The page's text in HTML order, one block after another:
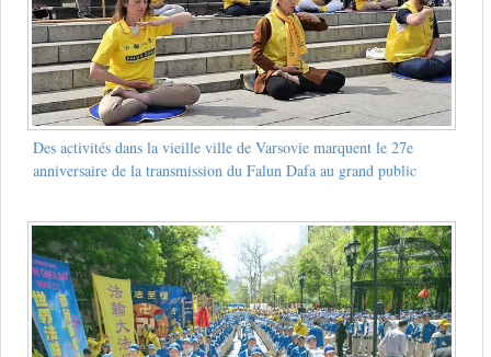
Des activités dans la vieille ville de Varsovie marquent le 27e
anniversaire de la transmission du Falun Dafa au grand public